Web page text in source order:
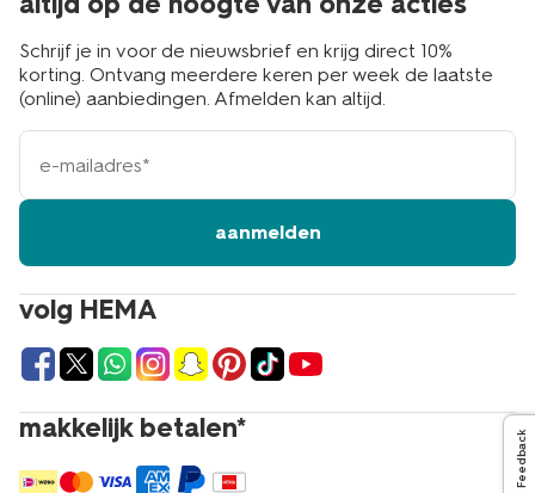
volg HEMA
makkelijk betalen*
Schrijf je in voor de nieuwsbrief en krijg direct 10%
korting. Ontvang meerdere keren per week de laatste
(online) aanbiedingen. Afmelden kan altijd.
e-
mailadres
aanmelden
Feedback